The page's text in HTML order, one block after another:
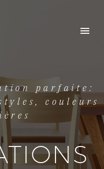
parfaite:
couleurs